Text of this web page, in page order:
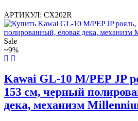
АРТИКУЛ: CX202R
Sale
~9%
Kawai GL-10 M/PEP JP
153 см, черный
дека, механизм